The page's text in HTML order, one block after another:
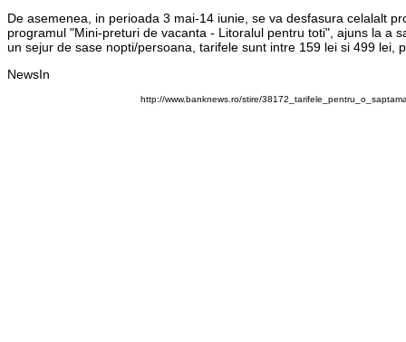
De asemenea, in perioada 3 mai-14 iunie, se va desfasura celalalt
programul "Mini-preturi de vacanta - Litoralul pentru toti", ajuns la a
un sejur de sase nopti/persoana, tarifele sunt intre 159 lei si 499 lei,
NewsIn
http://www.banknews.ro/stire/